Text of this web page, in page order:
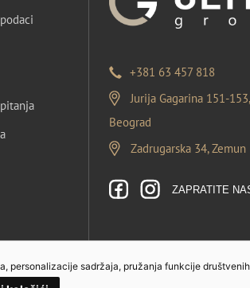
personalizacije sadržaja, pružanja funkcije
+381 63 457 818
Jurija Gagarina 151-
Beograd
Zadrugarska 34, Zemun
ZAPRATITE